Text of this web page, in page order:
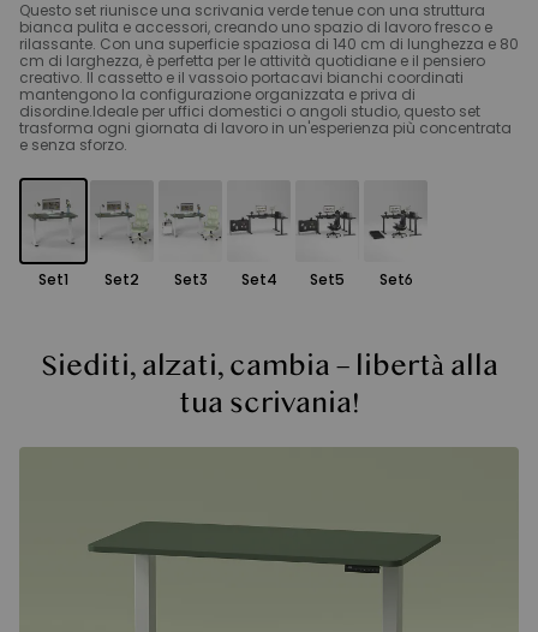
Questo set riunisce una scrivania verde tenue con una struttura
bianca pulita e accessori, creando uno spazio di lavoro fresco e
rilassante. Con una superficie spaziosa di 140 cm di lunghezza e 80
cm di larghezza, è perfetta per le attività quotidiane e il pensiero
creativo. Il cassetto e il vassoio portacavi bianchi coordinati
mantengono la configurazione organizzata e priva di
disordine.Ideale per uffici domestici o angoli studio, questo set
trasforma ogni giornata di lavoro in un'esperienza più concentrata
e senza sforzo.
Set1 Set2 Set3 Set4 Set5 Set6
Siediti, alzati, cambia – libertà alla
tua scrivania!